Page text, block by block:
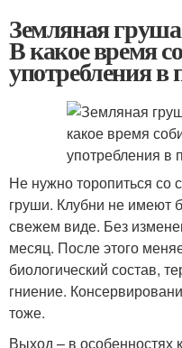
Земляная
В какое время
употребления
Не нужно торопиться со
груши. Клубни не имеют
свежем виде. Без
месяц. После этого
биологический состав,
гниение.
тоже.
Выход – в особенностях